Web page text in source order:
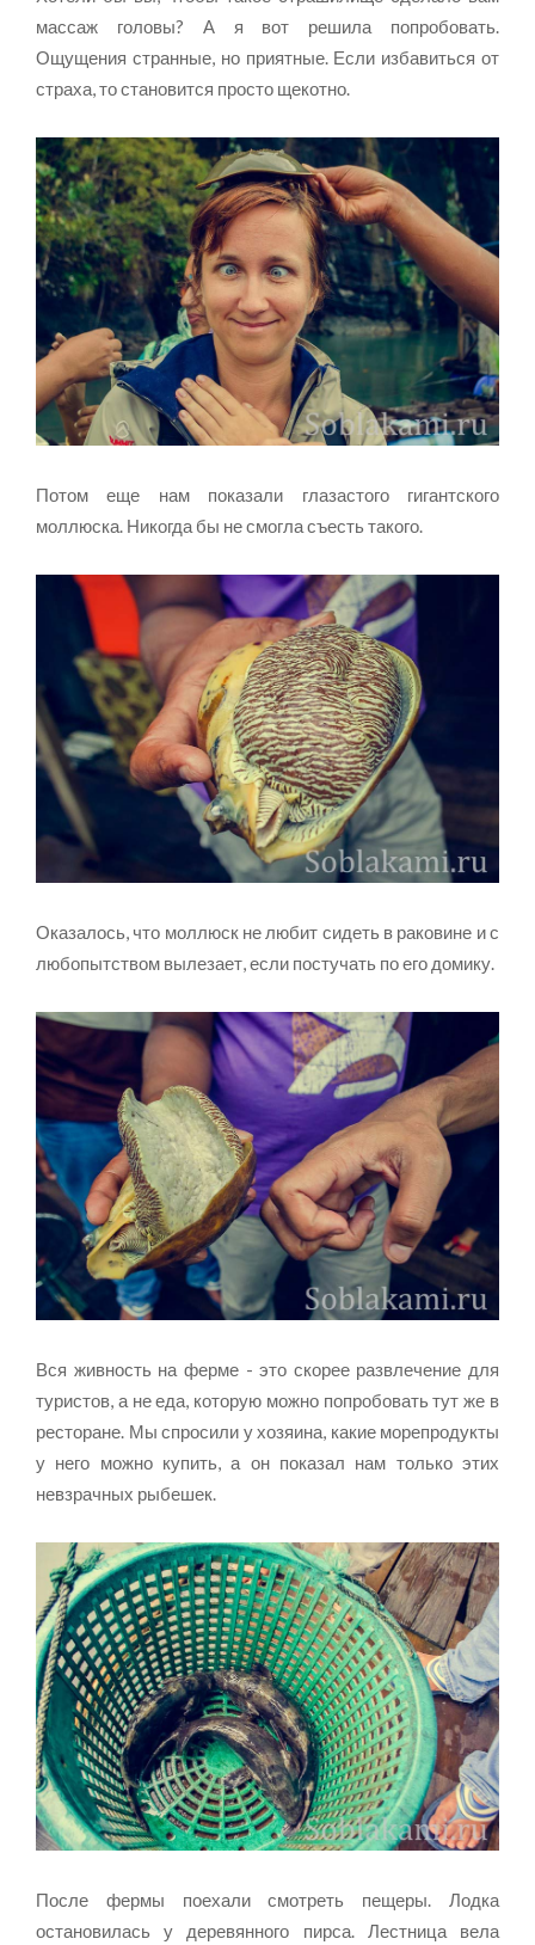
массаж головы? А я вот решила попробовать.
Ощущения странные, но приятные. Если избавиться от
страха, то становится просто щекотно.
Потом еще нам показали глазастого гигантского
моллюска. Никогда бы не смогла съесть такого.
Оказалось, что моллюск не любит сидеть в раковине и с
любопытством вылезает, если постучать по его домику.
Вся живность на ферме - это скорее развлечение для
туристов, а не еда, которую можно попробовать тут же в
ресторане. Мы спросили у хозяина, какие морепродукты
у него можно купить, а он показал нам только этих
невзрачных рыбешек.
После фермы поехали смотреть пещеры. Лодка
остановилась у деревянного пирса. Лестница вела